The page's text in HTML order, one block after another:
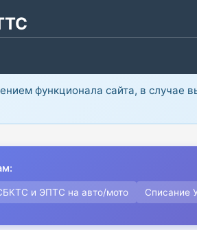
функционала сайта, в
и ЭПТС на авто/мото Списание